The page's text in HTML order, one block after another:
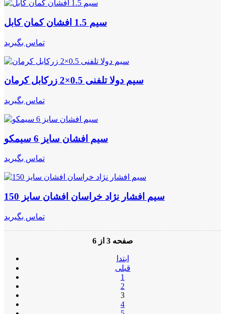
سیم 1.5 افشان کمان کابل
تماس بگیرید
سیم دولا تلفنی 0.5×2 زرکابل کرمان
تماس بگیرید
سیم افشان سایز 6 سیمکو
تماس بگیرید
سیم افشار نژاد خراسان افشان سایز 150
تماس بگیرید
صفحه 3 از 6
ابتدا
قبلی
1
2
3
4